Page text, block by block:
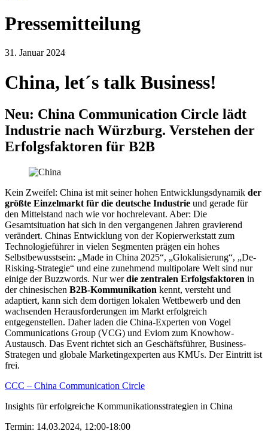
Pressemitteilung
31. Januar 2024
China, let´s talk Business!
Neu: China Communication Circle lädt
Industrie nach Würzburg. Verstehen der
Erfolgsfaktoren für B2B
Kein Zweifel: China ist mit seiner hohen Entwicklungsdynamik der
größte Einzelmarkt für die deutsche Industrie und gerade für
den Mittelstand nach wie vor hochrelevant. Aber: Die
Gesamtsituation hat sich in den vergangenen Jahren gravierend
verändert. Chinas Entwicklung von der Kopierwerkstatt zum
Technologieführer in vielen Segmenten prägen ein hohes
Selbstbewusstsein: „Made in China 2025“, „Glokalisierung“, „De-
Risking-Strategie“ und eine zunehmend multipolare Welt sind nur
einige der Buzzwords. Nur werdie zentralen Erfolgsfaktoren in
der chinesischen B2B-Kommunikation kennt, versteht und
adaptiert, kann sich dem dortigen lokalen Wettbewerb und den
wachsenden Herausforderungen im Markt erfolgreich
entgegenstellen. Daher laden die China-Experten von Vogel
Communications Group (VCG) und Eviom zum Knowhow-
Austausch. Das Event richtet sich an Geschäftsführer, Business-
Strategen und globale Marketingexperten aus KMUs. Der Eintritt ist
frei.
CCC – China Communication Circle
Insights für erfolgreiche Kommunikationsstrategien in China
Termin: 14.03.2024, 12:00-18:00